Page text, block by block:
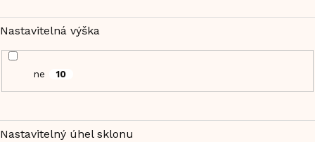
Nastavitelná výška
ne 10
Nastavitelný úhel sklonu